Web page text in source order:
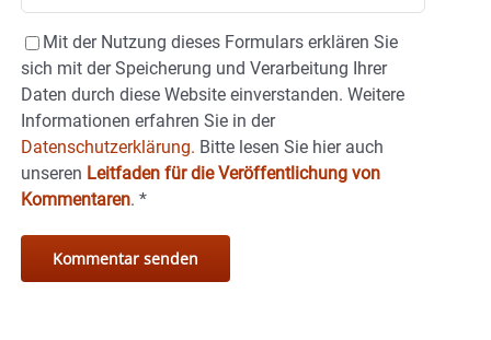
Mit der Nutzung dieses Formulars erklären Sie
sich mit der Speicherung und Verarbeitung Ihrer
Daten durch diese Website einverstanden. Weitere
Informationen erfahren Sie in der
Datenschutzerklärung. Bitte lesen Sie hier auch
unseren Leitfaden für die Veröffentlichung von
Kommentaren. *